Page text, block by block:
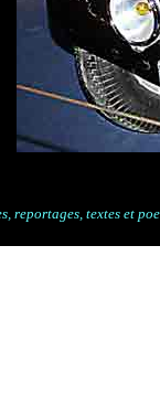
reportages, textes et